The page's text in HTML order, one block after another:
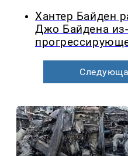
Хантер Байден
Джо Байдена